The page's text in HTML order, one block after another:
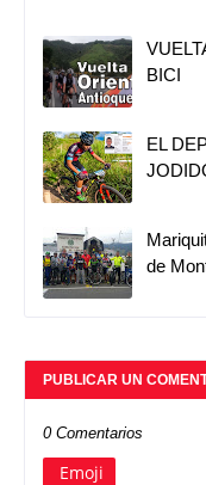
BICI
EL
de
PUBLICAR UN
0 Comentarios
Emoji